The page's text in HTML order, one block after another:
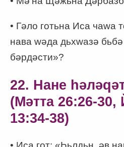
• Гәло готьна Иса чаwа
нава wәда дьхwазә
бәрдәсти»?
22. Нане
(Мәтта 26:26-30,
13:34-38)